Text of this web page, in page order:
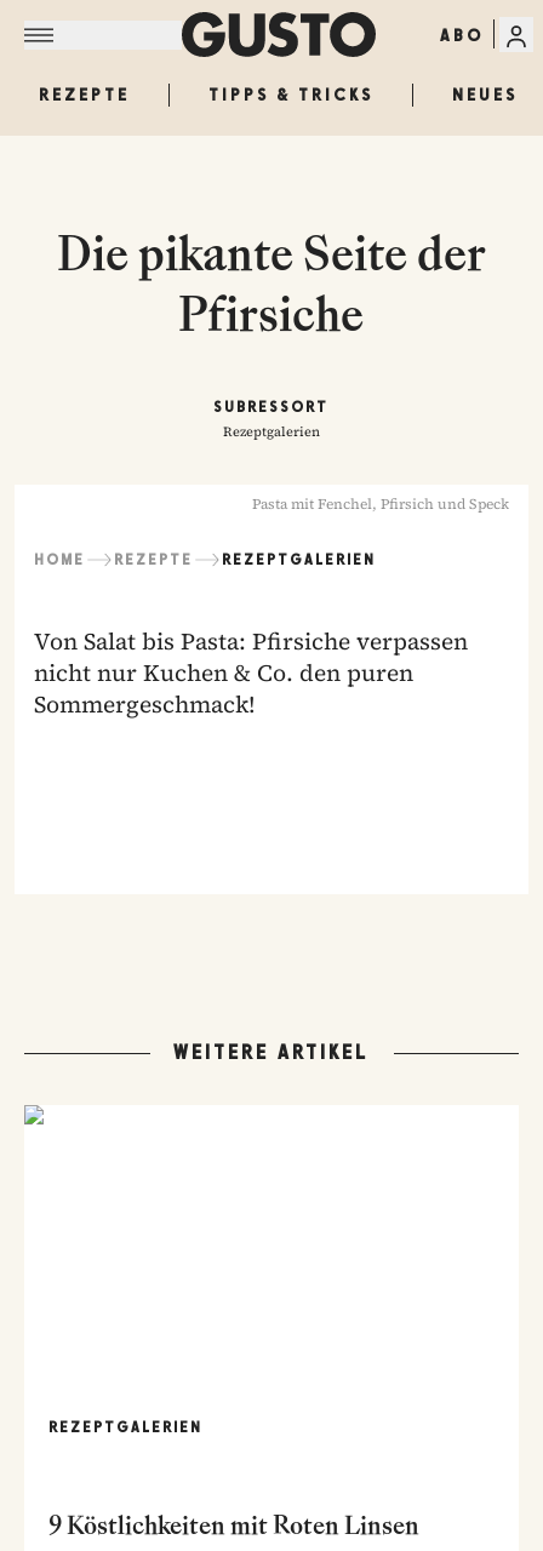
ABO
REZEPTE TIPPS & TRICKS NEUES
Die pikante Seite der
Pfirsiche
SUBRESSORT
Rezeptgalerien
Pasta mit Fenchel, Pfirsich und Speck
HOME REZEPTE REZEPTGALERIEN
Von Salat bis Pasta: Pfirsiche verpassen
nicht nur Kuchen & Co. den puren
Sommergeschmack!
WEITERE ARTIKEL
REZEPTGALERIEN
9 Köstlichkeiten mit Roten Linsen